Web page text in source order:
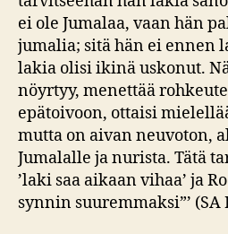
ei ole Jumalaa, vaan hän
jumalia; sitä hän ei ennen
lakia olisi ikinä uskonut.
nöyrtyy, menettää
epätoivoon, ottaisi
mutta on aivan neuvoton,
Jumalalle ja nurista. Tätä
’laki saa aikaan vihaa’ ja
synnin suuremmaksi”’ (SA